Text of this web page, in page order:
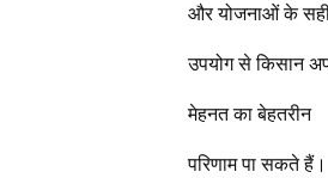
और योजनाओं के
उपयोग से किसान
मेहनत का बेहतरीन
परिणाम पा सकते हैं।